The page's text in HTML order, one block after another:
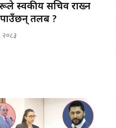
स्वकीय सचिव राख्न
तलब ?
२०८३